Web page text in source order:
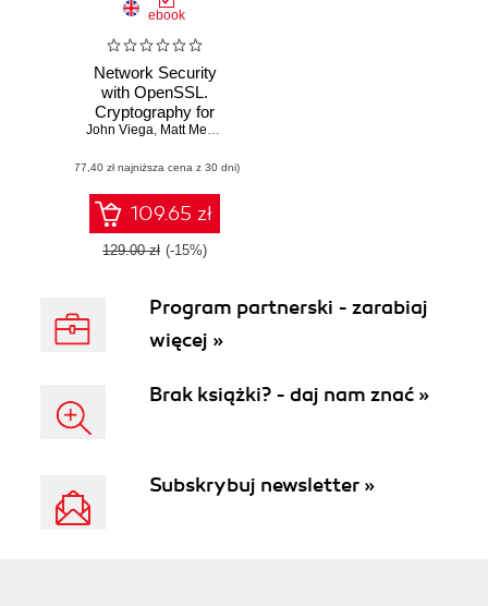
ebook
Network Security
with OpenSSL.
Cryptography for
Secure
John Viega, Matt Messier
(77,40 zł najniższa cena z 30 dni)
109.65 zł
129.00 zł (-15%)
Program partnerski - zarabiaj
więcej »
Brak książki? - daj nam znać »
Subskrybuj newsletter »